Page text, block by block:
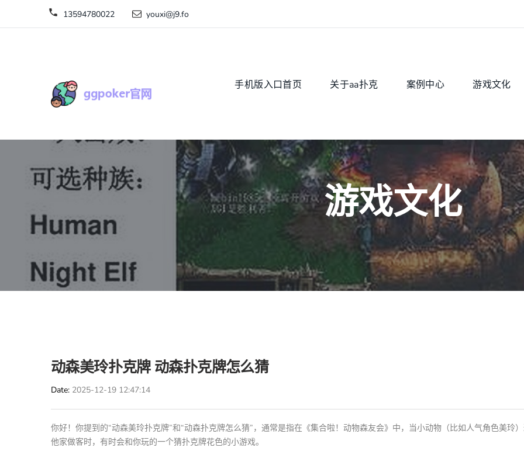
13594780022 youxi@j9.fo
手机版入口首页 关于aa扑克 案例中心 游戏文化
游戏文化
动森美玲扑克牌 动森扑克牌怎么猜
Date 2025-12-19 12:47:14
你好！你提到的“动森美玲扑克牌”和“动森扑克牌怎么猜”，通常是指在《集合啦！动物森友会》中，当小动物（比如人气角色美玲
他家做客时，有时会和你玩的一个猜扑克牌花色的小游戏。